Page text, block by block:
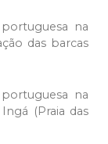
na
das barcas
na
(Praia das